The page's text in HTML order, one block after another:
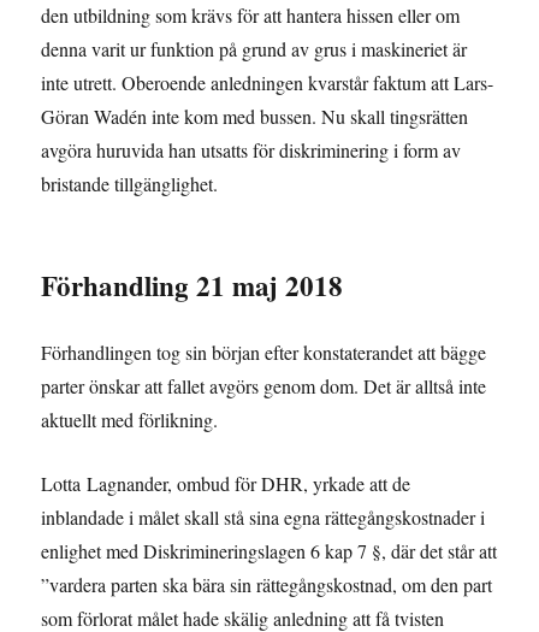
den utbildning som krävs för att hantera hissen eller om
denna varit ur funktion på grund av grus i maskineriet är
inte utrett. Oberoende anledningen kvarstår faktum att Lars-
Göran Wadén inte kom med bussen. Nu skall tingsrätten
avgöra huruvida han utsatts för diskriminering i form av
bristande tillgänglighet.
Förhandling 21 maj 2018
Förhandlingen tog sin början efter konstaterandet att bägge
parter önskar att fallet avgörs genom dom. Det är alltså inte
aktuellt med förlikning.
Lotta Lagnander, ombud för DHR, yrkade att de
inblandade i målet skall stå sina egna rättegångskostnader i
enlighet med Diskrimineringslagen 6 kap 7 §, där det står att
”vardera parten ska bära sin rättegångskostnad, om den part
som förlorat målet hade skälig anledning att få tvisten